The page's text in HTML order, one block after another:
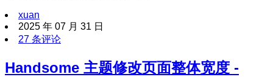
xuan
2025 年 07 月 31 日
27 条评论
Handsome 主题修改页面整体宽度 -